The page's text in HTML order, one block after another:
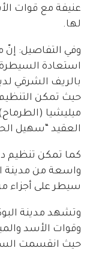
عنيفة مع قوات
لها.
وفي التفاصيل:
استعادة السيطرة
بالريف الشرقي
ميليشيا (الطرماح)
العقيد “سهيل
كما تمكن تنظيم
واسعة من مدينة
سيطر على أجزاء
وتشهد مدينة
وقوات الأسد
حيث انقسمت